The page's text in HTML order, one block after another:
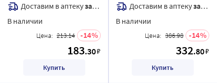
Доставим в аптекузавтра
В наличии
Цена: 213.14 14
183.30₽
Купить
Доставим в аптекузавтра
В наличии
Цена: 386.98 14
332.80₽
Купить